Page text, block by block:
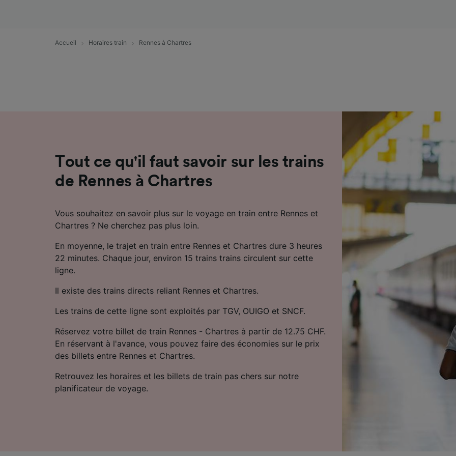
Accueil Horaires train Rennes à Chartres
Tout ce qu'il faut savoir sur les trains
de Rennes à Chartres
Vous souhaitez en savoir plus sur le voyage en train entre Rennes et
Chartres ? Ne cherchez pas plus loin.
En moyenne, le trajet en train entre Rennes et Chartres dure 3 heures
22 minutes. Chaque jour, environ 15 trains trains circulent sur cette
ligne.
Il existe des trains directs reliant Rennes et Chartres.
Les trains de cette ligne sont exploités par TGV, OUIGO et SNCF.
Réservez votre billet de train Rennes - Chartres à partir de 12.75 CHF.
En réservant à l'avance, vous pouvez faire des économies sur le prix
des billets entre Rennes et Chartres.
Retrouvez les horaires et les billets de train pas chers sur notre
planificateur de voyage.